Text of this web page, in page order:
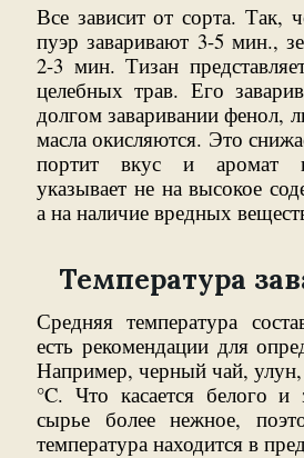
Все зависит от сорта. Так,
пуэр заваривают 3-5 мин.,
2-3 мин. Тизан
целебных трав. Его
долгом заваривании фенол,
масла окисляются. Это
портит вкус и аромат
указывает не на высокое
а на наличие вредных
Температура
Средняя температура
есть рекомендации для
Например, черный чай, улун,
°C. Что касается белого и
сырье более нежное,
температура находится в